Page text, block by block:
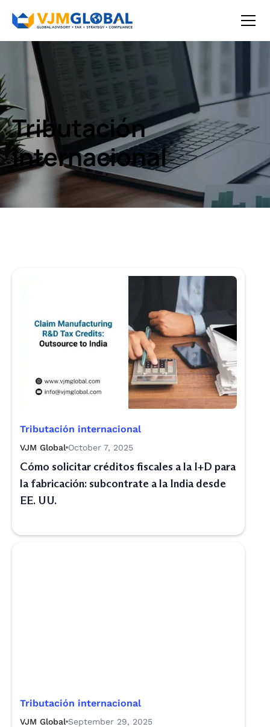
Tributación
internacional
Tributación internacional
VJM Global October 7, 2025
Cómo solicitar créditos fiscales a la I+D para
la fabricación: subcontrate a la India desde
EE. UU.
Tributación internacional
VJM Global September 29, 2025